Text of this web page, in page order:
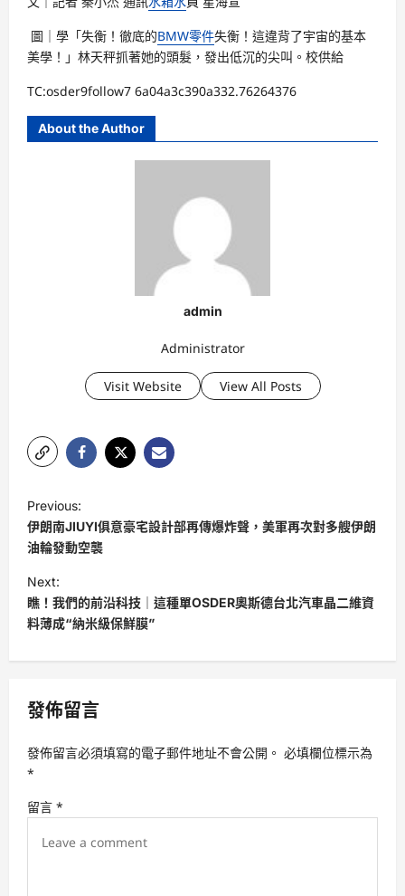
圖｜學「失衡！徹底的BMW零件失衡！這違背了宇宙的基本
美學！」林天秤抓著她的頭髮，發出低沉的尖叫。校供給
TC:osder9follow7 6a04a3c390a332.76264376
About the Author
admin
Administrator
Visit Website View All Posts
o
s
t
n
a
v
g
a
t
i
Previous:
伊朗南JIUYI俱意豪宅設計部再傳爆炸聲，美軍再次對多艘伊朗
油輪發動空襲
Next:
瞧！我們的前沿科技｜這種單OSDER奧斯德台北汽車晶二維資
料薄成“納米級保鮮膜”
發佈留言
發佈留言必須填寫的電子郵件地址不會公開。 必填欄位標示為
*
留言 *